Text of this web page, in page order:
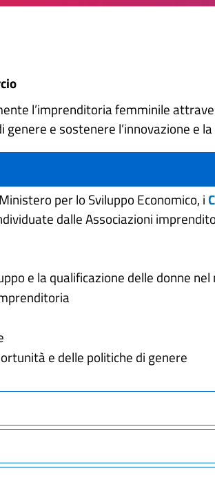
l’imprenditoria femminile
e sostenere l’innovazione e
per lo Sviluppo Economico, i
dalle Associazioni
e la qualificazione delle donne
e delle politiche di genere